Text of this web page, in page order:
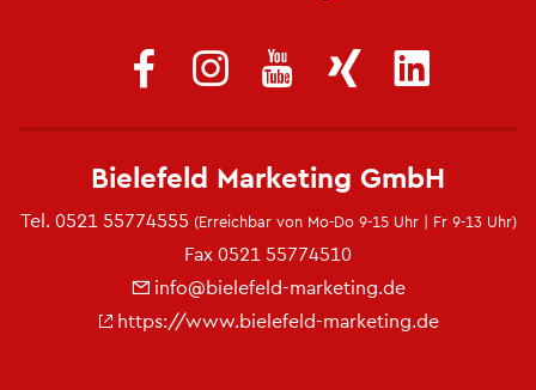
Bie­le­feld Mar­ke­ting GmbH
Tel. 0521 55774555 (Er­reich­bar von Mo-Do 9-15 Uhr | Fr 9-13 Uhr)
Fax 0521 55774510
info@​bielefeld-​marketing.​de
https://​www.​bielefeld-​marketing.​de